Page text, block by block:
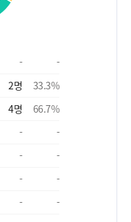
-
-
2명 33.3%
4명 66.7%
-
-
-
-
-
-
- -